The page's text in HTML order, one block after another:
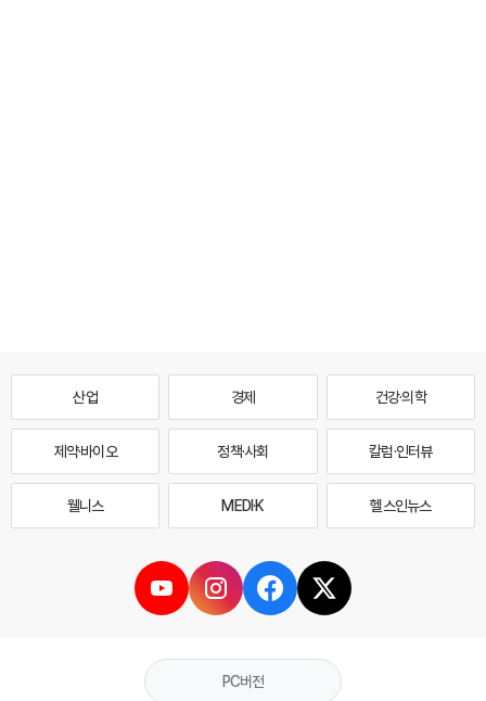
산업 경제 건강·의학
제약·바이오 정책·사회 칼럼·인터뷰
웰니스 MEDI·K 헬스인뉴스
PC버전